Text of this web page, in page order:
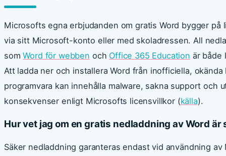
Microsofts egna erbjudanden om gratis Word bygger
via sitt Microsoft-konto eller med skoladressen. All
somWord för webben och Office 365 Education är både
Att ladda ner och installera Word från inofficiella,
programvara kan innehålla malware, sakna support och
konsekvenser enligt Microsofts licensvillkor (källa).
Hur vet jag om en gratis nedladdning av Word är
Säker nedladdning garanteras endast vid användning